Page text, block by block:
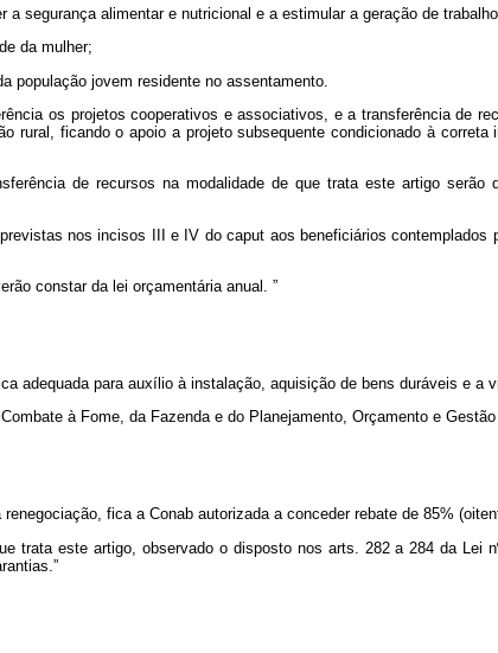
a segurança alimentar e nutricional e a estimular a geração de
da mulher;
população jovem residente no assentamento.
os projetos cooperativos e associativos, e a transferência de
rural, ficando o apoio a projeto subsequente condicionado à
de recursos na modalidade de que trata este artigo
previstas nos incisos III e IV docaput aos beneficiários contemplados
constar da lei orçamentária anual. ”
adequada para auxílio à instalação, aquisição de bens duráveis e a
à Fome, da Fazenda e do Planejamento, Orçamento e
fica a Conab autorizada a conceder rebate de 85%
trata este artigo, observado o disposto nos arts. 282 a 284 da Lei